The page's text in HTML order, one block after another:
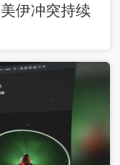
伊冲突持续